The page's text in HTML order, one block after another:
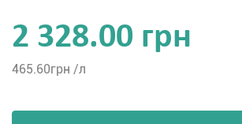
2 328.00 грн
465.60грн /л